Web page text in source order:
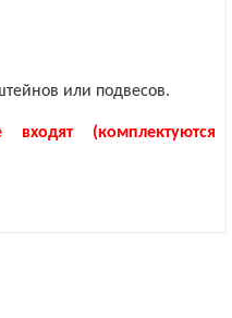
или подвесов.
(комплектуются